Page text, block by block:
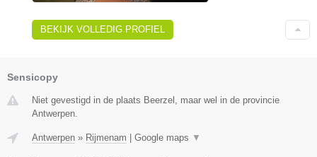
BEKIJK VOLLEDIG PROFIEL
Sensicopy
Niet gevestigd in de plaats Beerzel, maar wel in de provincie
Antwerpen.
Antwerpen » Rijmenam | Google maps ▼